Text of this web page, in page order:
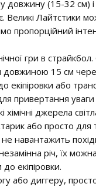
довжину (15-32
Великі Лайтстики
пропорційний
гри в страйкбол.
довжиною 15 см
екіпіровки або
привертання уваги
хімічні джерела
або просто для
навантажить
річ, їх
екіпіровки.
або диггеру,